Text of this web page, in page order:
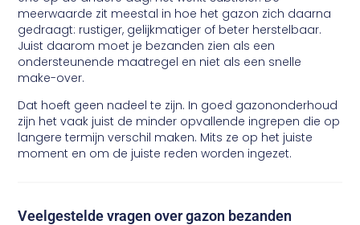
meerwaarde zit meestal in hoe het gazon zich daarna
gedraagt: rustiger, gelijkmatiger of beter herstelbaar.
Juist daarom moet je bezanden zien als een
ondersteunende maatregel en niet als een snelle
make-over.
Dat hoeft geen nadeel te zijn. In goed gazononderhoud
zijn het vaak juist de minder opvallende ingrepen die op
langere termijn verschil maken. Mits ze op het juiste
moment en om de juiste reden worden ingezet.
Veelgestelde vragen over gazon bezanden